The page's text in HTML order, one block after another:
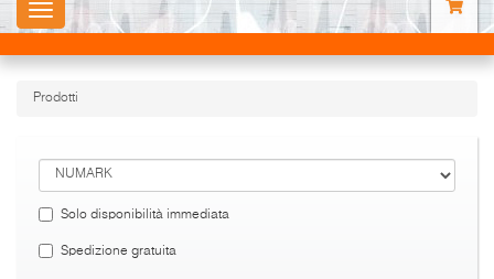
Toggle
navigation
Prodotti
Solo disponibilità immediata
Spedizione gratuita